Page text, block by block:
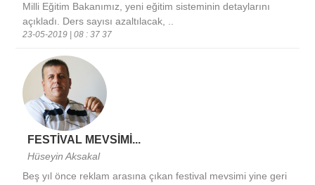
Milli Eğitim Bakanımız, yeni eğitim sisteminin detaylarını
açıkladı. Ders sayısı azaltılacak, ..
23-05-2019 | 08 : 37 37
FESTİVAL MEVSİMİ...
Hüseyin Aksakal
Beş yıl önce reklam arasına çıkan festival mevsimi yine geri